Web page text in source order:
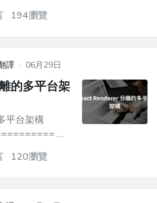
來存錯誤。然
有一次，我忘了
個，接著盯著那
呆二十分鐘。
版...
194瀏覽
譯 · 06月29日
的多平台架
平台架構
一
/
架構 ------------
------------------------------- > 之...
120瀏覽